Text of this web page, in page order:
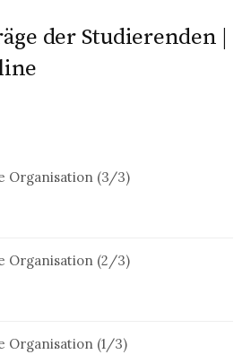
der Studierenden |
Organisation (3/3)
Organisation (2/3)
Organisation (1/3)